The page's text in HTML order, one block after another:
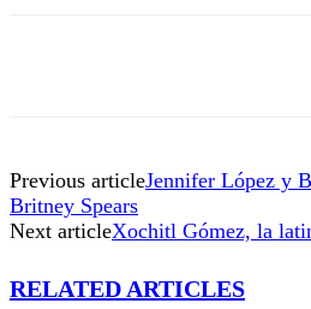
Previous articleJennifer López y
Britney Spears
Next articleXochitl Gómez, la
RELATED ARTICLES